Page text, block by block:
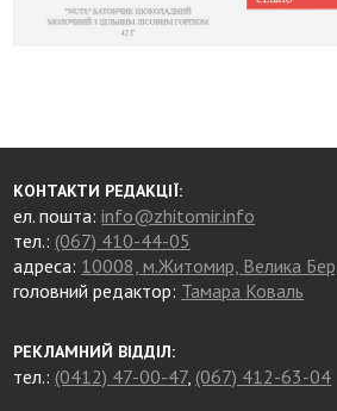
КОНТАКТИ РЕДАКЦІЇ:
ел. пошта:info@zhitomir.info
тел.: (067) 410-44-05
адреса: 10008, м.Житомир, Велика
головний редактор: Тамара Коваль
РЕКЛАМНИЙ ВІДДІЛ:
тел.: (0412) 47-00-47, (067) 412-63-04